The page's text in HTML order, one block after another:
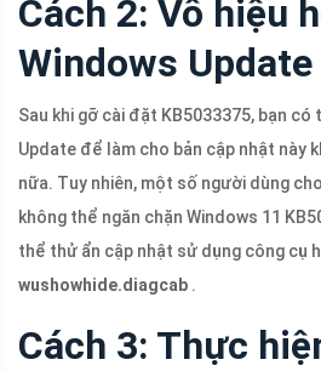
Cách 2: Vô hiệu
Windows Update
Sau khi gỡ cài đặt KB5033375, bạn
Update để làm cho bản cập nhật này
nữa. Tuy nhiên, một số người dùng
không thể ngăn chặn Windows 11
thể thử ẩn cập nhật sử dụng công cụ
wushowhide.diagcab .
Cách 3: Thực